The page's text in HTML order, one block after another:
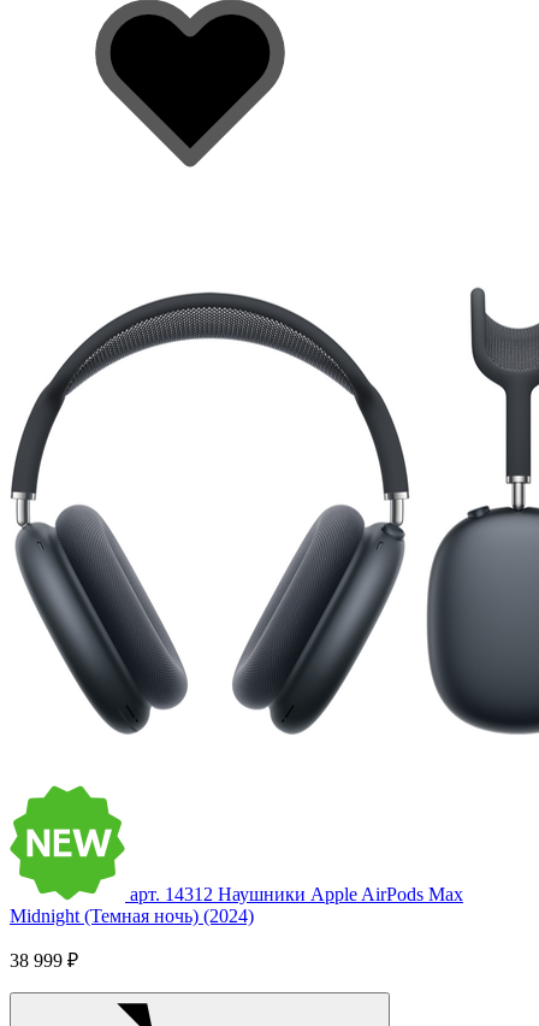
арт. 14312 Наушники Apple AirPods Max
Midnight (Темная ночь) (2024)
38 999 ₽